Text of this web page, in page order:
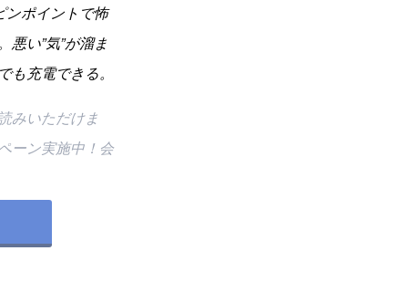
ンポイントで怖
い”気”が溜ま
充電できる。
みいただけま
ーン実施中！会